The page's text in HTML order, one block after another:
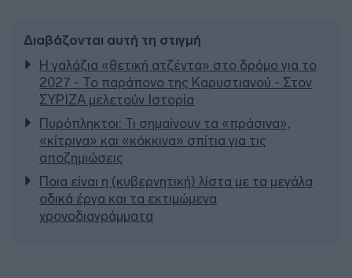
Διαβάζονται αυτή τη στιγμή
Η γαλάζια «θετική ατζέντα» στο δρόμο για το
2027 - Το παράπονο της Καρυστιανού - Στον
ΣΥΡΙΖΑ μελετούν Ιστορία
Πυρόπληκτοι: Τι σημαίνουν τα «πράσινα»,
«κίτρινα» και «κόκκινα» σπίτια για τις
αποζημιώσεις
Ποια είναι η (κυβερνητική) λίστα με τα μεγάλα
οδικά έργα και τα εκτιμώμενα
χρονοδιαγράμματα